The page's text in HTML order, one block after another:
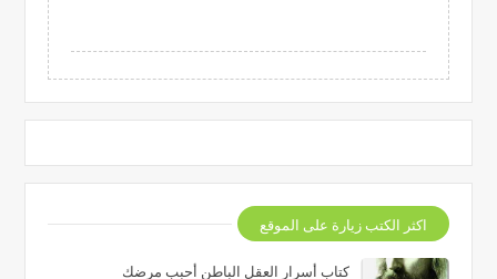
اكثر الكتب زيارة على الموقع
كتاب أسرار العقل الباطن أحبب مرضك